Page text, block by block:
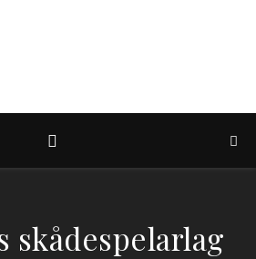
skådespelarlag